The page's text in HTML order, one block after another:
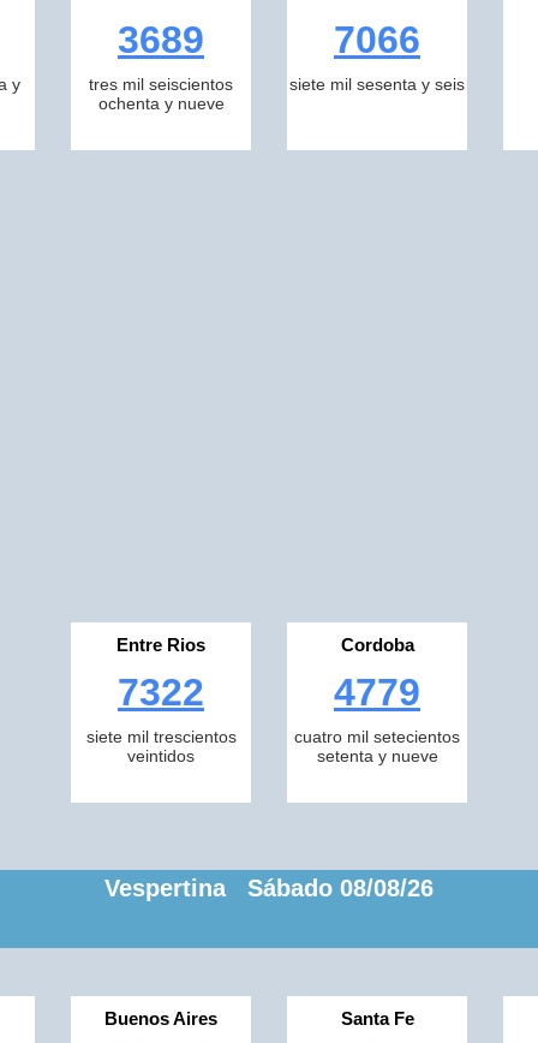
y
3689
tres mil seiscientos
ochenta y nueve
7066
siete mil sesenta y seis
Entre Rios
7322
siete mil trescientos
veintidos
Cordoba
4779
cuatro mil setecientos
setenta y nueve
Vespertina Sábado 08/08/26
Buenos Aires Santa Fe